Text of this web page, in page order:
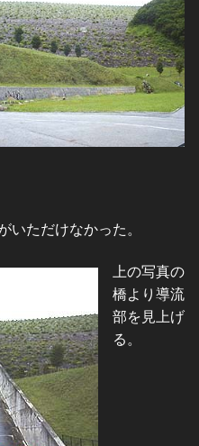
いただけなかった。
上の写真の
橋より導流
部を見上げ
る。